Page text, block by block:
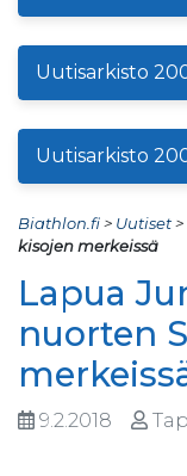
Uutisarkisto
Uutisarkisto
Biathlon.fi> Uutiset>
kisojen merkeissä
Lapua
nuorten
9.2.2018